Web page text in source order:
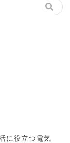
に役立つ電気